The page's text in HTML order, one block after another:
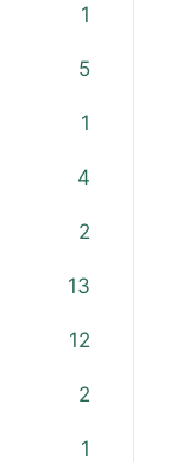
1
5
1
4
2
13
12
2
1